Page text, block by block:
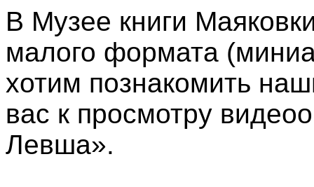
В Музее книги
малого формата
хотим познакомить
вас к просмотру
Левша».